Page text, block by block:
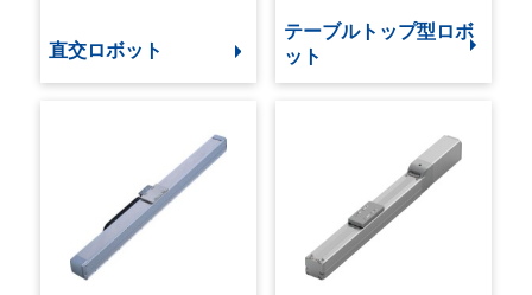
直交ロボット
テーブルトップ型ロボ
ット